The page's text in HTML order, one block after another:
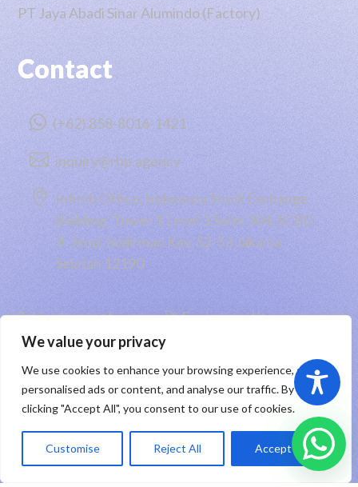
We value your privacy
We use cookies to enhance your browsing experience, serve
personalised ads or content, and analyse our traffic. By
clicking "Accept All", you consent to our use of cookies.
Customise Reject All Accept All
PT Jaya Abadi Sinar Alumindo (Factory)
Contact
 (+62) 858-8016-1421
 inquiry@rhp.agency
 Infiniti Office, Indonesia Stock Exchange
Building, Tower 1 Level 3 Suite 304, SCBD
Jl. Jend. Sudirman Kav. 52-53 Jakarta
Selatan 12190
Taking you to the moon 🚀 Engineered by
PT RHP Cipta Digital2026
Sitemap|Privacy Policy |Registered Trademark